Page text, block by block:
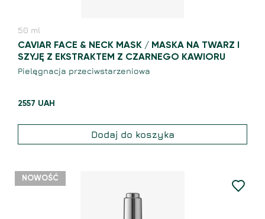
50 ml
CAVIAR FACE & NECK MASK / MASKA NA TWARZ I
SZYJĘ Z EKSTRAKTEM Z CZARNEGO KAWIORU
Pielęgnacja przeciwstarzeniowa
2557 UAH
Dodaj do koszyka
NOWOŚĆ